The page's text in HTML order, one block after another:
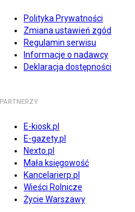
Polityka Prywatności
Zmiana ustawień zgód
Regulamin serwisu
Informacje o nadawcy
Deklaracja dostępności
PARTNERZY
E-kiosk.pl
E-gazety.pl
Nexto.pl
Mała księgowość
Kancelarierp.pl
Wieści Rolnicze
Życie Warszawy